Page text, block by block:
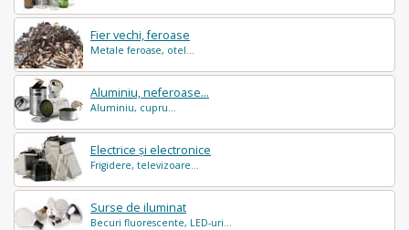
Fier vechi, feroase
Metale feroase, otel...
Aluminiu, neferoase...
Aluminiu, cupru...
Electrice și electronice
Frigidere, televizoare...
Surse de iluminat
Becuri fluorescente, LED-uri...